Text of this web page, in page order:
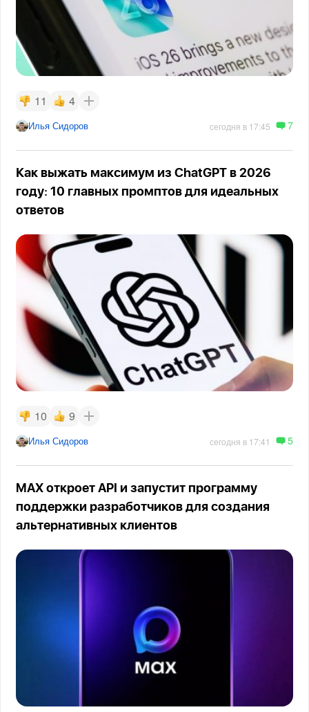
11 4
Илья Сидоров сегодня в 17:45 7
Как выжать максимум из ChatGPT в 2026
году: 10 главных промптов для идеальных
ответов
10 9
Илья Сидоров сегодня в 17:41 5
MAX откроет API и запустит программу
поддержки разработчиков для создания
альтернативных клиентов